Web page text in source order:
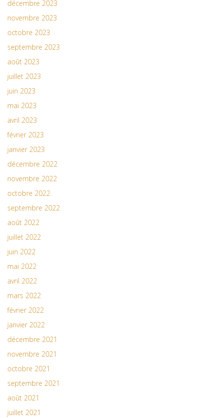
décembre 2023
novembre 2023
octobre 2023
septembre 2023
août 2023
juillet 2023
juin 2023
mai 2023
avril 2023
février 2023
janvier 2023
décembre 2022
novembre 2022
octobre 2022
septembre 2022
août 2022
juillet 2022
juin 2022
mai 2022
avril 2022
mars 2022
février 2022
janvier 2022
décembre 2021
novembre 2021
octobre 2021
septembre 2021
août 2021
juillet 2021